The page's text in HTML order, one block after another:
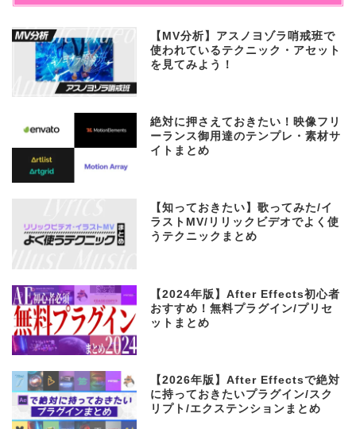
【MV分析】アスノヨゾラ哨戒班で
使われているテクニック・アセット
を見てみよう！
絶対に押さえておきたい！映像フリ
ーランス御用達のテンプレ・素材サ
イトまとめ
【知っておきたい】歌ってみた/イ
ラストMV/リリックビデオでよく使
うテクニックまとめ
【2024年版】After Effects初心者
おすすめ！無料プラグイン/プリセ
ットまとめ
【2026年版】After Effectsで絶対
に持っておきたいプラグイン/スク
リプト/エクステンションまとめ